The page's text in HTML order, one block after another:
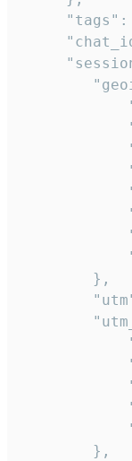
"tags":
        },
        },